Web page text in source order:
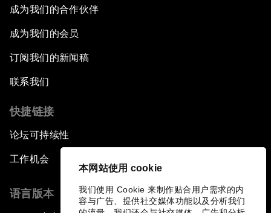
本网站使用 cookie
我们使用 Cookie 来制作贴合用户需求的内
容与广告、提供社交媒体功能以及分析我们
成为我们的合作伙伴
成为我们的会员
订阅我们的新闻稿
联系我们
快捷链接
论坛可持续性
工作机会
语言版本